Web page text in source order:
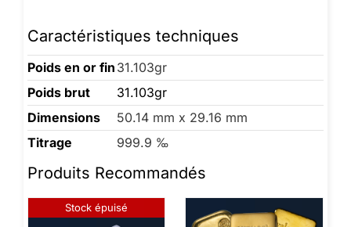
Caractéristiques techniques
Poids en or fin 31.103gr
Poids brut
31.103gr
Dimensions
50.14 mm x 29.16 mm
Titrage
999.9 ‰
Produits Recommandés
Stock épuisé